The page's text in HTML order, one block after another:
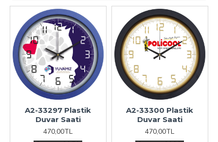
A2-33297 Plastik
Duvar Saati
470,00TL
A2-33300 Plastik
Duvar Saati
470,00TL